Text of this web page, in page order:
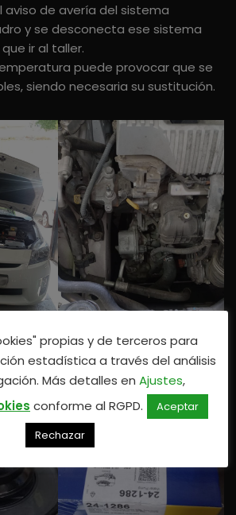
de avería del sistema
y se desconecta ese sistema
ir al taller.
puede provocar que se
siendo necesaria su sustitución.
propias y de terceros para
estadística a través del análisis
Más detalles en Ajustes,
conforme al RGPD.
Aceptar
Rechazar